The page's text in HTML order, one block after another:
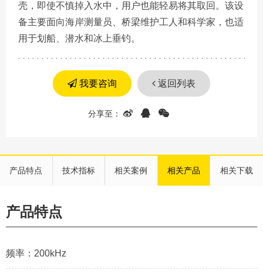
壳，即使不慎掉入水中，用户也能轻易将其取回。该设
备主要面向海岸测量员、桥梁维护工人和科学家，也适
用于划船、潜水和冰上垂钓。
我要咨询 返回列表
产品特点 技术指标 相关案例 相关产品 相关下载
产品特点
频率：200kHz